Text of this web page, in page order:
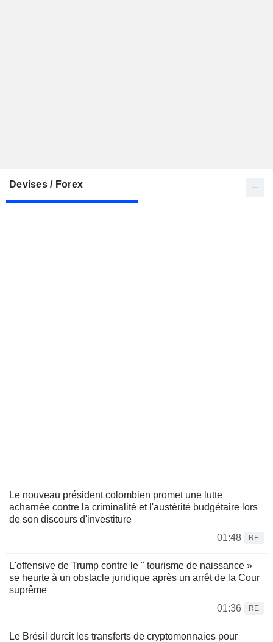
Devises / Forex
Le nouveau président colombien promet une lutte
acharnée contre la criminalité et l'austérité budgétaire lors
de son discours d'investiture
01:48
RE
L'offensive de Trump contre le " tourisme de naissance »
se heurte à un obstacle juridique après un arrêt de la Cour
suprême
01:36
RE
Le Brésil durcit les transferts de cryptomonnaies pour